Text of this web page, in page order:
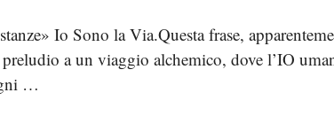
Io Sono la Via.Questa frase,
a un viaggio alchemico, dove l’IO
…